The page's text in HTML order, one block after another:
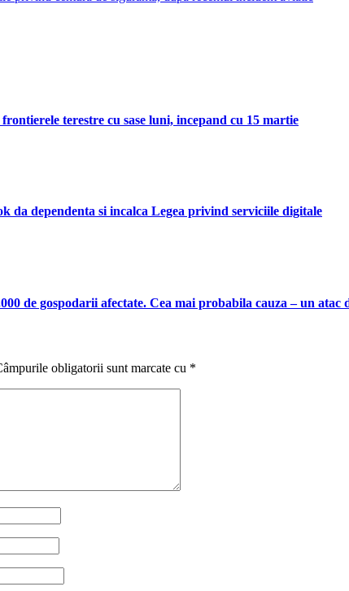
terestre cu sase luni, incepand cu 15 martie
da dependenta si incalca Legea privind serviciile digitale
de gospodarii afectate. Cea mai probabila cauza – un atac
obligatorii sunt marcate cu *